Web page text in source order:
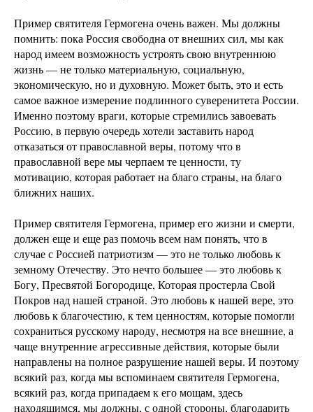
Пример святителя Гермогена очень важен. Мы должны
помнить: пока Россия свободна от внешних сил, мы как
народ имеем возможность устроять свою внутреннюю
жизнь — не только материальную, социальную,
экономическую, но и духовную. Может быть, это и есть
самое важное измерение подлинного суверенитета России.
Именно поэтому враги, которые стремились завоевать
Россию, в первую очередь хотели заставить народ
отказаться от православной веры, потому что в
православной вере мы черпаем те ценности, ту
мотивацию, которая работает на благо страны, на благо
ближних наших.
Пример святителя Гермогена, пример его жизни и смерти,
должен еще и еще раз помочь всем нам понять, что в
случае с Россией патриотизм — это не только любовь к
земному Отечеству. Это нечто большее — это любовь к
Богу, Пресвятой Богородице, Которая простерла Свой
Покров над нашей страной. Это любовь к нашей вере, это
любовь к благочестию, к тем ценностям, которые помогли
сохраниться русскому народу, несмотря на все внешние, а
чаще внутренние агрессивные действия, которые были
направлены на полное разрушение нашей веры. И поэтому
всякий раз, когда мы вспоминаем святителя Гермогена,
всякий раз, когда припадаем к его мощам, здесь
находящимся, мы должны, с одной стороны, благодарить